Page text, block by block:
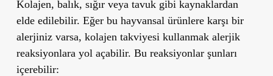
Kolajen, balık, sığır veya tavuk gibi kaynaklardan
elde edilebilir. Eğer bu hayvansal ürünlere karşı bir
alerjiniz varsa, kolajen takviyesi kullanmak alerjik
reaksiyonlara yol açabilir. Bu reaksiyonlar şunları
içerebilir: